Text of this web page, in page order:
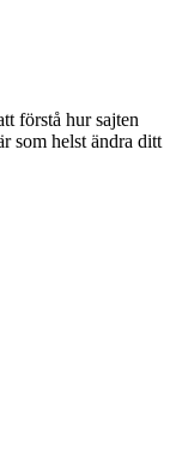
förstå hur sajten
som helst ändra ditt